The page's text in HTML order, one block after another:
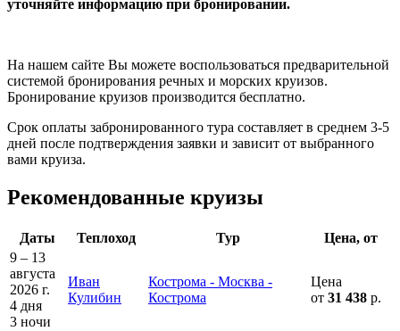
уточняйте информацию при бронировании.
На нашем сайте Вы можете воспользоваться предварительной
системой бронирования речных и морских круизов.
Бронирование круизов производится бесплатно.
Срок оплаты забронированного тура составляет в среднем 3-5
дней после подтверждения заявки и зависит от выбранного
вами круиза.
Рекомендованные круизы
Даты Теплоход Тур
Цена, от
9 – 13
августа
2026 г.
4 дня
3 ночи
Иван
Кулибин
Кострома - Москва -
Кострома
Цена
от 31 438 р.